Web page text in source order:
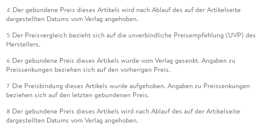
4 Der gebundene Preis dieses Artikels wird nach Ablauf des auf der Artikelseite
dargestellten Datums vom Verlag angehoben.
5 Der Preisvergleich bezieht sich auf die unverbindliche Preisempfehlung (UVP) des
Herstellers.
6 Der gebundene Preis dieses Artikels wurde vom Verlag gesenkt. Angaben zu
Preissenkungen beziehen sich auf den vorherigen Preis.
7 Die Preisbindung dieses Artikels wurde aufgehoben. Angaben zu Preissenkungen
beziehen sich auf den letzten gebundenen Preis.
8 Der gebundene Preis dieses Artikels wird nach Ablauf des auf der Artikelseite
dargestellten Datums vom Verlag angehoben.